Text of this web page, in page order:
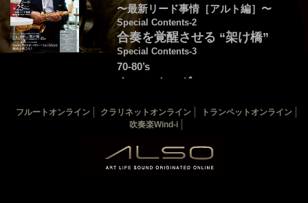
〜最新リード事情［アルト編］〜
Special Contents-2
合奏を覚醒させる “架け橋”
Special Contents-3
70-80’s
クロスオーヴァー・
音源連動：演奏＆解説by後藤天太
カバー：渡辺貞夫
THE SAX バックナンバー
フルートオンライン クラリネットオンライン
トランペットオンライン
吹奏楽Wind-i